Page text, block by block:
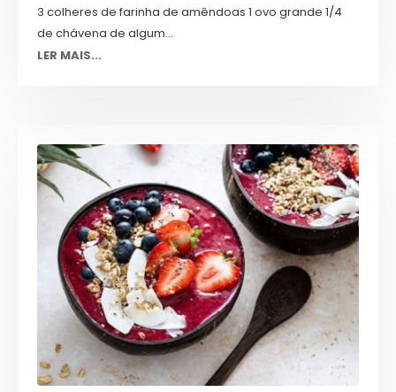
3 colheres de farinha de amêndoas 1 ovo grande 1/4
de chávena de algum...
LER MAIS...